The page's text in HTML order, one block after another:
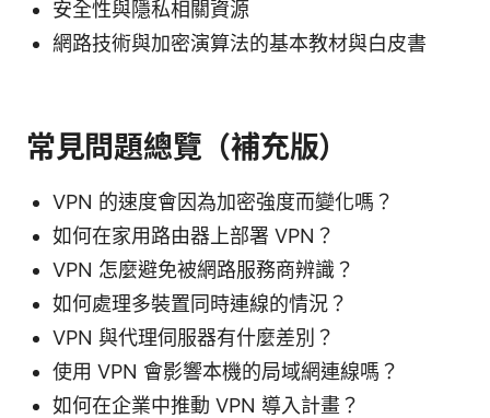
安全性與隱私相關資源
網路技術與加密演算法的基本教材與白皮書
常見問題總覽（補充版）
VPN 的速度會因為加密強度而變化嗎？
如何在家用路由器上部署 VPN？
VPN 怎麼避免被網路服務商辨識？
如何處理多裝置同時連線的情況？
VPN 與代理伺服器有什麼差別？
使用 VPN 會影響本機的局域網連線嗎？
如何在企業中推動 VPN 導入計畫？